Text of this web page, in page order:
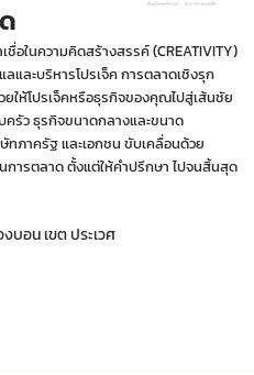
เชื่อในความคิดสร้างสรรค์ (CREATIVITY)
ละบริหารโปรเจ็ค การตลาดเชิงรุก
ให้โปรเจ็คหรือธุรกิจของคุณไปสู่เส้นชัย
ครัว ธุรกิจขนาดกลางและขนาด
ภาครัฐ และเอกชน ขับเคลื่อนด้วย
ารตลาด ตั้งแต่ให้คำปรึกษา ไปจนสิ้นสุด
บอน เขต ประเวศ